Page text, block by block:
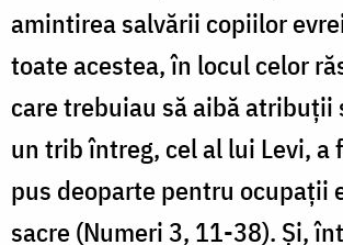
amintirea salvării copiilor
toate acestea, în locul celor
care trebuiau să aibă atribuții
un trib întreg, cel al lui Levi, a
pus deoparte pentru ocupații
sacre (Numeri 3, 11-38). Și,